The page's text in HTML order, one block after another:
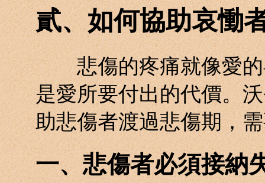
貳、如何協助哀慟
悲傷的疼痛就像愛的
是愛所要付出的代價。
助悲傷者渡過悲傷期，
一、悲傷者必須接納